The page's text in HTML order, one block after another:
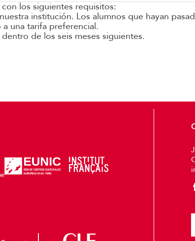
los siguientes requisitos:
institución. Los alumnos que hayan
una tarifa preferencial.
de los seis meses siguientes.